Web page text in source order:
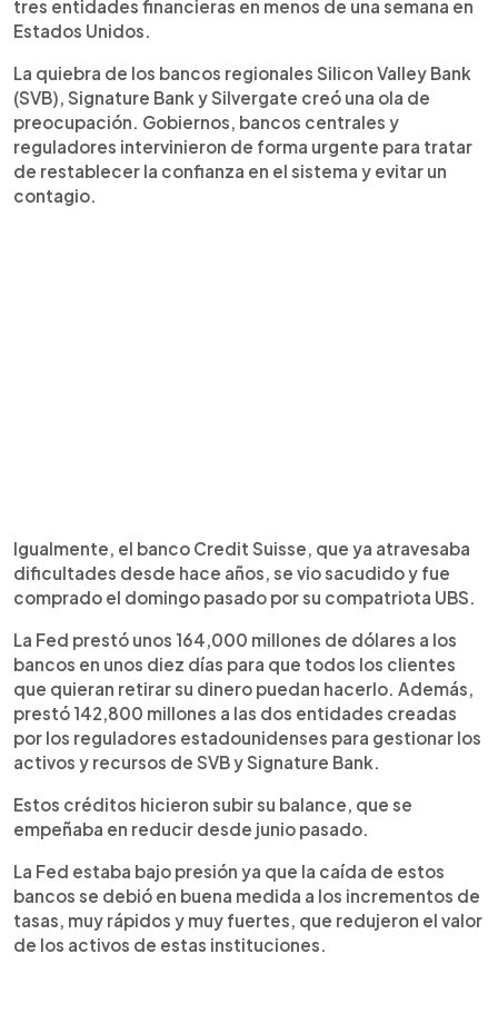
tres entidades financieras en menos de una semana en
Estados Unidos.
La quiebra de los bancos regionales Silicon Valley Bank
(SVB), Signature Bank y Silvergate creó una ola de
preocupación. Gobiernos, bancos centrales y
reguladores intervinieron de forma urgente para tratar
de restablecer la confianza en el sistema y evitar un
contagio.
Igualmente, el banco Credit Suisse, que ya atravesaba
dificultades desde hace años, se vio sacudido y fue
comprado el domingo pasado por su compatriota UBS.
La Fed prestó unos 164,000 millones de dólares a los
bancos en unos diez días para que todos los clientes
que quieran retirar su dinero puedan hacerlo. Además,
prestó 142,800 millones a las dos entidades creadas
por los reguladores estadounidenses para gestionar los
activos y recursos de SVB y Signature Bank.
Estos créditos hicieron subir su balance, que se
empeñaba en reducir desde junio pasado.
La Fed estaba bajo presión ya que la caída de estos
bancos se debió en buena medida a los incrementos de
tasas, muy rápidos y muy fuertes, que redujeron el valor
de los activos de estas instituciones.